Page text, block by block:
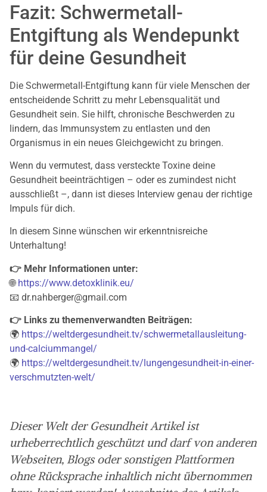
Fazit: Schwermetall-
Entgiftung als Wendepunkt
für deine Gesundheit
Die Schwermetall-Entgiftung kann für viele Menschen der
entscheidende Schritt zu mehr Lebensqualität und
Gesundheit sein. Sie hilft, chronische Beschwerden zu
lindern, das Immunsystem zu entlasten und den
Organismus in ein neues Gleichgewicht zu bringen.
Wenn du vermutest, dass versteckte Toxine deine
Gesundheit beeinträchtigen – oder es zumindest nicht
ausschließt –, dann ist dieses Interview genau der richtige
Impuls für dich.
In diesem Sinne wünschen wir erkenntnisreiche
Unterhaltung!
👉 Mehr Informationen unter:
🌐 https://www.detoxklinik.eu/
📧 dr.nahberger@gmail.com
👉 Links zu themenverwandten Beiträgen:
🌍 https://weltdergesundheit.tv/schwermetallausleitung-
und-calciummangel/
🌍 https://weltdergesundheit.tv/lungengesundheit-in-einer-
verschmutzten-welt/
Dieser Welt der Gesundheit Artikel ist
urheberrechtlich geschützt und darf von anderen
Webseiten, Blogs oder sonstigen Plattformen
ohne Rücksprache inhaltlich nicht übernommen